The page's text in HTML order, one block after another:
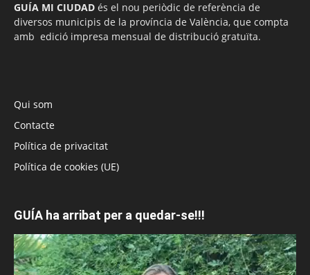
GUÍA MI CIUDAD és el nou periòdic de referència de
diversos municipis de la província de València, que compta
amb edició impresa mensual de distribució gratuïta.
Qui som
Contacte
Política de privacitat
Política de cookies (UE)
GUÍA ha arribat per a quedar-se!!!
Reproductor
de
vídeo